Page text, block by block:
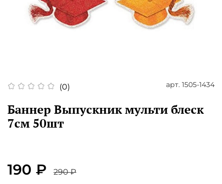
(0) арт. 1505-1434
Баннер Выпускник мульти блеск
7см 50шт
190 ₽ 290 ₽